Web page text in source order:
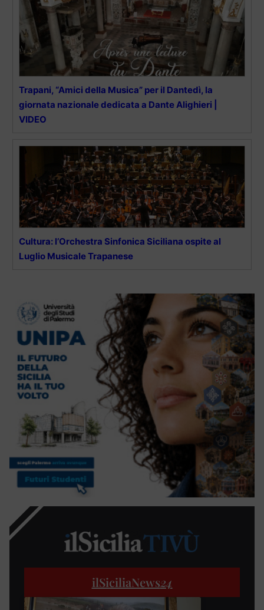
Trapani, “Amici della Musica” per il Dantedì, la
giornata nazionale dedicata a Dante Alighieri |
VIDEO
Cultura: l’Orchestra Sinfonica Siciliana ospite al
Luglio Musicale Trapanese
ilSiciliaNews24